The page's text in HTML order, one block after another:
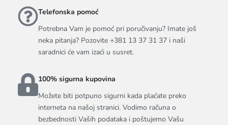
Telefonska pomoć
Potrebna Vam je pomoć pri poručivanju? Imate još
neka pitanja? Pozovite +381 13 37 31 37 i naši
saradnici će vam izaći u susret.
100% sigurna kupovina
Možete biti potpuno sigurni kada plaćate preko
interneta na našoj stranici. Vodimo računa o
bezbednosti Vaših podataka i poštujemo Vašu